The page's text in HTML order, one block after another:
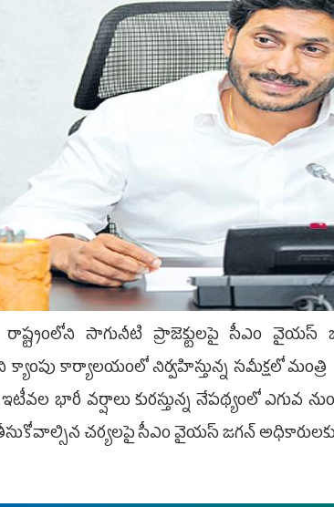
సాగునీటి ప్రాజెక్టుల‌పై సీఎం వైయ‌స్
కార్యాల‌యంలో నిర్వ‌హిస్తున్న స‌మీక్ష‌లో
భారీ వ‌ర్షాలు కుర‌స్తున్న నేప‌థ్యంలో ఎగువ
చర్య‌ల‌పై సీఎం వైయ‌స్ జ‌గ‌న్ అధికారుల‌కు